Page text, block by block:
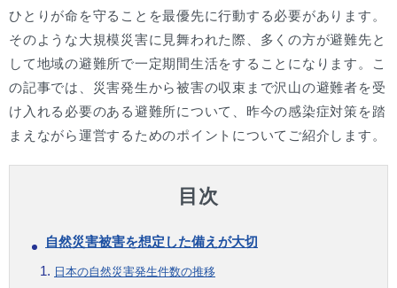
ひとりが命を守ることを最優先に行動する必要があります。
そのような大規模災害に見舞われた際、多くの方が避難先と
して地域の避難所で一定期間生活をすることになります。こ
の記事では、災害発生から被害の収束まで沢山の避難者を受
け入れる必要のある避難所について、昨今の感染症対策を踏
まえながら運営するためのポイントについてご紹介します。
目次
自然災害被害を想定した備えが大切
日本の自然災害発生件数の推移